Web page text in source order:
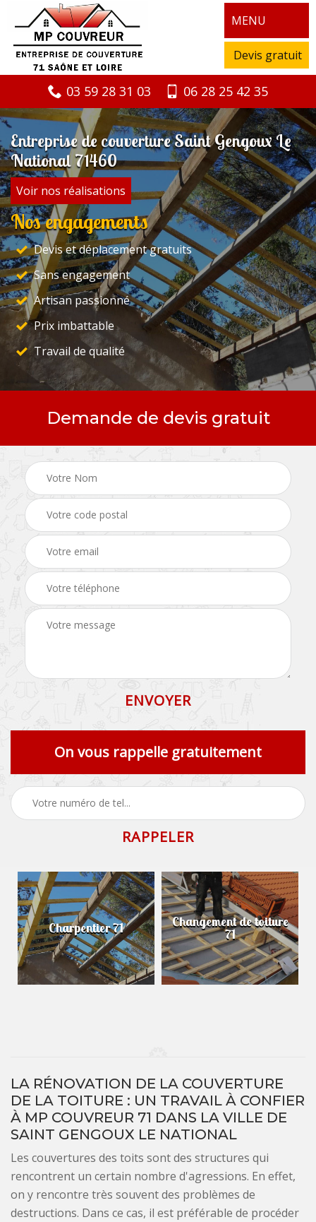
MENU
Devis gratuit
03 59 28 31 03 06 28 25 42 35
Entreprise de couverture Saint Gengoux Le
National 71460
Voir nos réalisations
Nos engagements
Devis et déplacement gratuits
Sans engagement
Artisan passionné
Prix imbattable
Travail de qualité
Demande de devis gratuit
On vous rappelle gratuitement
Charpentier 71 Changement de toiture
71
LA RÉNOVATION DE LA COUVERTURE
DE LA TOITURE : UN TRAVAIL À CONFIER
À MP COUVREUR 71 DANS LA VILLE DE
SAINT GENGOUX LE NATIONAL
Les couvertures des toits sont des structures qui
rencontrent un certain nombre d'agressions. En effet,
on y rencontre très souvent des problèmes de
destructions. Dans ce cas, il est préférable de procéder